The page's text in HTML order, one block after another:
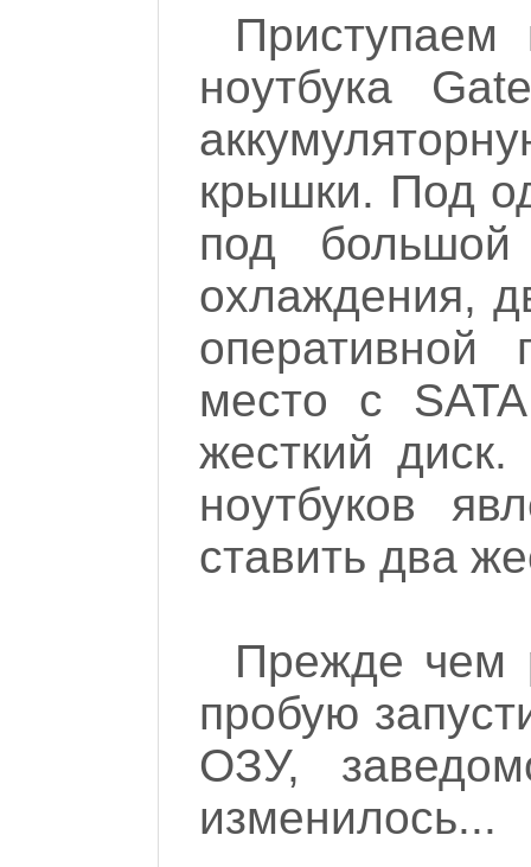
Приступаем
ноутбука
крышки. Под
под
охлаждения,
место с
жесткий
ноутбуков
ставить два
Прежде чем
пробую
ОЗУ,
изменилось...